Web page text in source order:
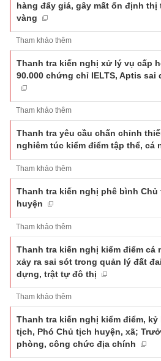
hàng đẩy giá, gây mất ổn định thị
vàng
Tham khảo thêm
Thanh tra kiến nghị xử lý vụ cấp
90.000 chứng chỉ IELTS, Aptis sai
Tham khảo thêm
Thanh tra yêu cầu chấn chỉnh
nghiêm túc kiểm điểm tập thể, cá
Tham khảo thêm
Thanh tra kiến nghị phê bình Chủ
huyện
Tham khảo thêm
Thanh tra kiến nghị kiểm điểm cá
xảy ra sai sót trong quản lý đất
dựng, trật tự đô thị
Tham khảo thêm
Thanh tra kiến nghị kiểm điểm, kỷ
tịch, Phó Chủ tịch huyện, xã;
phòng, công chức địa chính